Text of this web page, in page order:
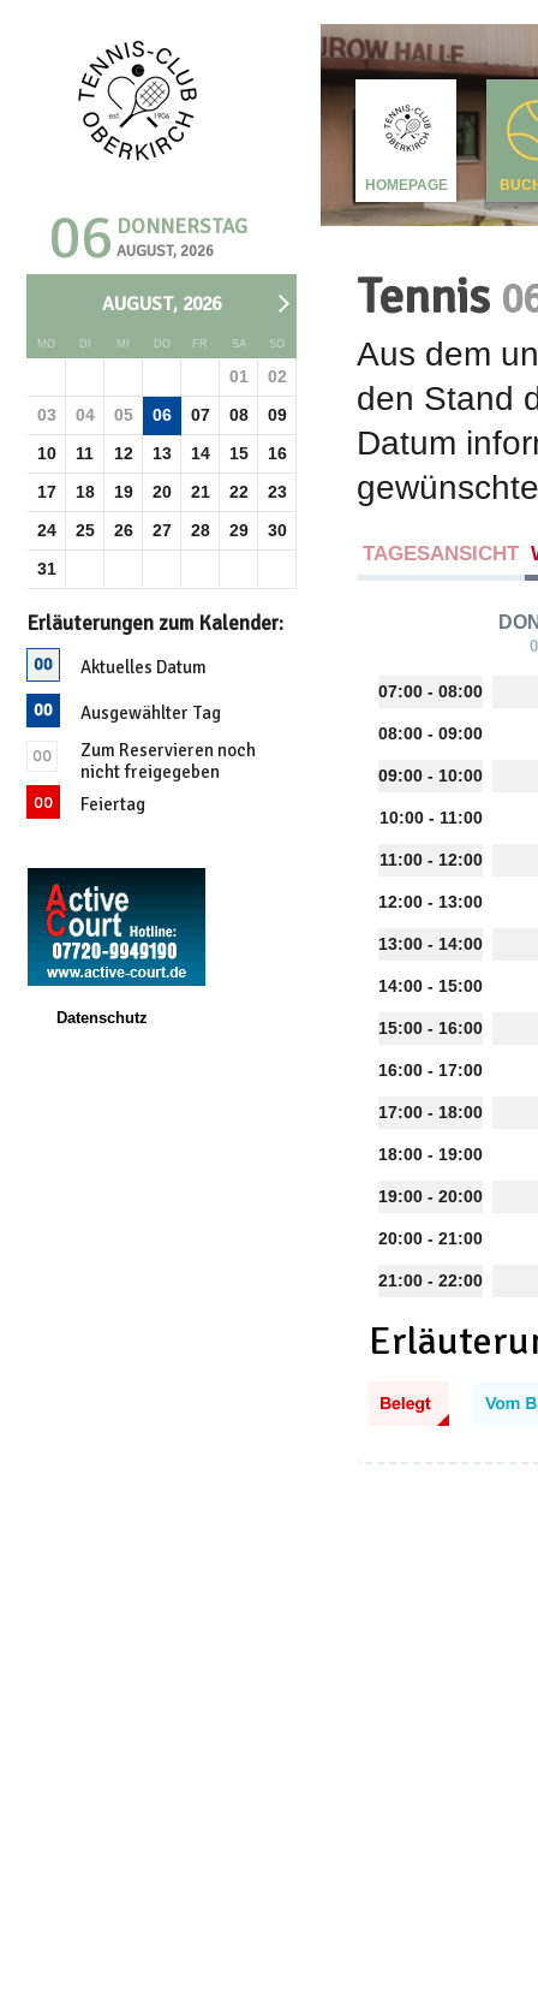
06 DONNERSTAG
AUGUST, 2026
AUGUST, 2026
MO DI MI DO FR SA SO
01
02
03
04 05 06 07 08
09
10
11 12 13 14 15
16
17
18 19 20 21 22
23
24
25 26 27 28 29
30
31
Erläuterungen zum Kalender:
Aktuelles Datum
Ausgewählter Tag
Zum Reservieren noch
nicht freigegeben
Feiertag
Datenschutz
HOMEPAGE
Tennis
Aus dem
den Stand
Datum
TAGESANSICHT
07:00 - 08:00
08:00 - 09:00
09:00 - 10:00
10:00 - 11:00
11:00 - 12:00
12:00 - 13:00
13:00 - 14:00
14:00 - 15:00
15:00 - 16:00
16:00 - 17:00
17:00 - 18:00
18:00 - 19:00
19:00 - 20:00
20:00 - 21:00
21:00 - 22:00